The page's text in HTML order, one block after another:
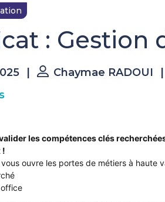
: Gestion
Chaymae RADOUI
les compétences clés
!
ouvre les portes de métiers à haute